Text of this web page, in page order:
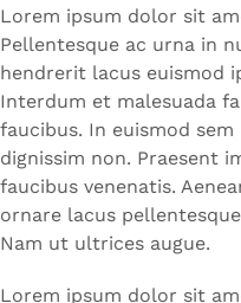
Lorem ipsum dolor sit
Pellentesque ac urna in
hendrerit lacus euismod
Interdum et malesuada
faucibus. In euismod
dignissim non. Praesent
faucibus venenatis.
ornare lacus
Nam ut ultrices augue.
Lorem ipsum dolor sit